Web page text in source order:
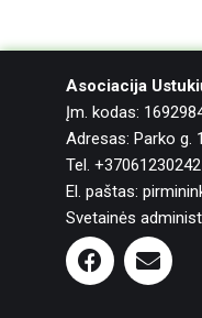
Asociacija
Įm. kodas:
Adresas: Parko g.
Tel. +37061230242
El. paštas:
Svetainės